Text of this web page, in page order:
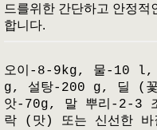
드를위한 간단하고 안정적
합니다.
오이-8-9kg, 물-10
g, 설탕-200 g, 딜 (꽃
앗-70g, 말 뿌리-2-3
락 (맛) 또는 신선한